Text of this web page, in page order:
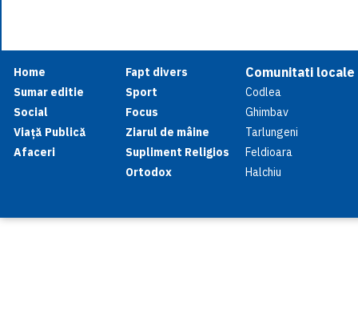
Home
Sumar editie
Social
Viață Publică
Afaceri
Fapt divers
Sport
Focus
Ziarul de mâine
Supliment Religios
Ortodox
Comunitati locale
Codlea
Ghimbav
Tarlungeni
Feldioara
Halchiu